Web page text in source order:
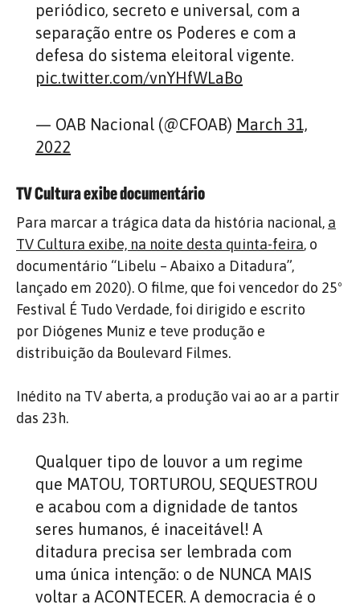
periódico, secreto e universal, com a
separação entre os Poderes e com a
defesa do sistema eleitoral vigente.
pic.twitter.com/vnYHfWLaBo
— OAB Nacional (@CFOAB) March 31,
2022
TV Cultura exibe documentário
Para marcar a trágica data da história nacional, a
TV Cultura exibe, na noite desta quinta-feira, o
documentário “Libelu – Abaixo a Ditadura”,
lançado em 2020). O filme, que foi vencedor do 25º
Festival É Tudo Verdade, foi dirigido e escrito
por Diógenes Muniz e teve produção e
distribuição da Boulevard Filmes.
Inédito na TV aberta, a produção vai ao ar a partir
das 23h.
Qualquer tipo de louvor a um regime
que MATOU, TORTUROU, SEQUESTROU
e acabou com a dignidade de tantos
seres humanos, é inaceitável! A
ditadura precisa ser lembrada com
uma única intenção: o de NUNCA MAIS
voltar a ACONTECER. A democracia é o